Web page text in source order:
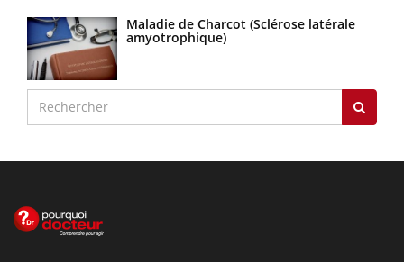
Maladie de Charcot (Sclérose latérale
amyotrophique)